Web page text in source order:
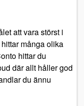
att vara störst i
många olika
hittar du
där allt håller god
du ännu